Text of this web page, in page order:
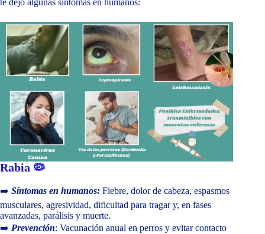
te dejo algunas síntomas en humanos:
Rabia 🦠
➡️ Síntomas en humanos: Fiebre, dolor de cabeza, espasmos
musculares, agresividad, dificultad para tragar y, en fases
avanzadas, parálisis y muerte.
➡️ Prevención: Vacunación anual en perros y evitar contacto